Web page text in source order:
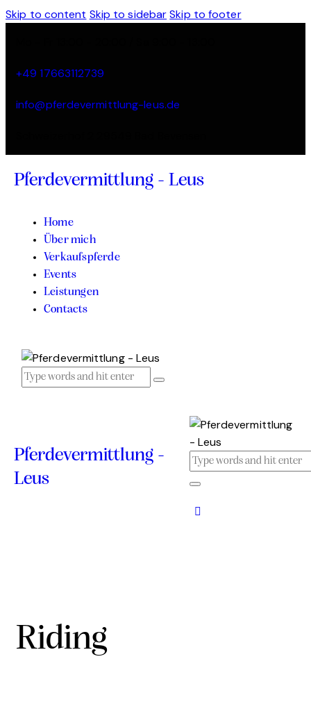
Skip to content Skip to sidebar Skip to footer
+49 17663112739
info@pferdevermittlung-leus.de
Pferdevermittlung - Leus
Home
Über mich
Verkaufspferde
Events
Leistungen
Contacts
Pferdevermittlung -
Leus
Riding